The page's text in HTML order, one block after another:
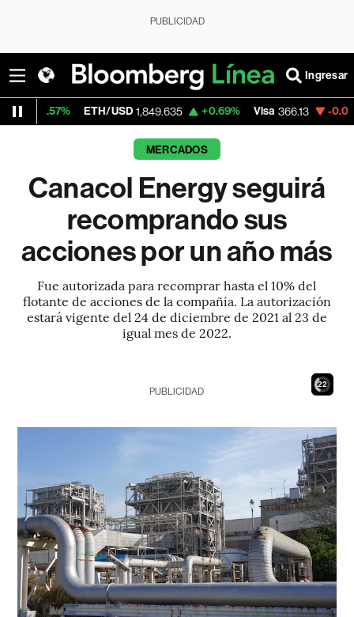
PUBLICIDAD
Ingresar
ETH/USD 1,849.635 +0.69% Visa 366.13 -0.04%
MERCADOS
Canacol Energy seguirá
recomprando sus
acciones por un año más
Fue autorizada para recomprar hasta el 10% del
flotante de acciones de la compañía. La autorización
estará vigente del 24 de diciembre de 2021 al 23 de
igual mes de 2022.
21
PUBLICIDAD